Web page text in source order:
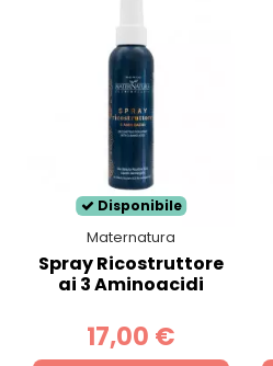
Disponibile
Maternatura
Spray Ricostruttore
ai 3 Aminoacidi
17,00 €